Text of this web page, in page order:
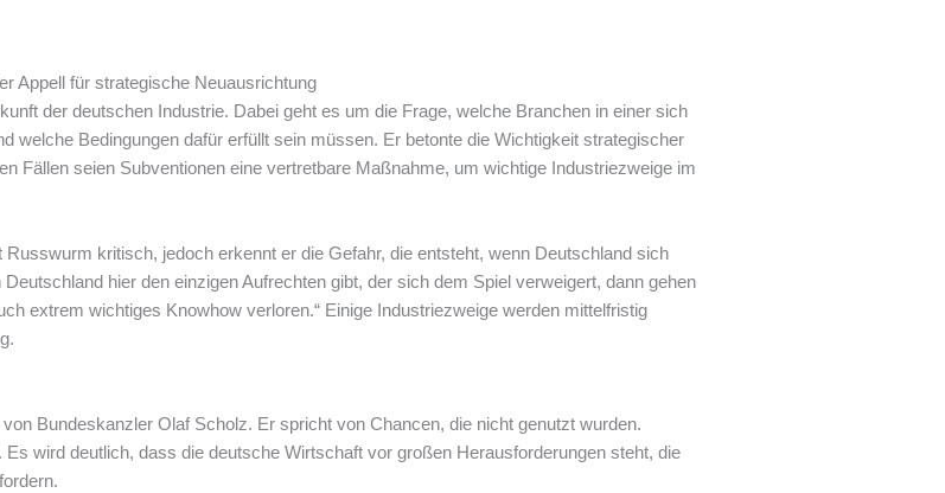
Appell für strategische Neuausrichtung
der deutschen Industrie. Dabei geht es um die Frage, welche Branchen in einer sich
welche Bedingungen dafür erfüllt sein müssen. Er betonte die Wichtigkeit strategischer
Fällen seien Subventionen eine vertretbare Maßnahme, um wichtige Industriezweige im
kritisch, jedoch erkennt er die Gefahr, die entsteht, wenn Deutschland sich
hier den einzigen Aufrechten gibt, der sich dem Spiel verweigert, dann gehen
extrem wichtiges Knowhow verloren.“ Einige Industriezweige werden mittelfristig
Bundeskanzler Olaf Scholz. Er spricht von Chancen, die nicht genutzt wurden.
wird deutlich, dass die deutsche Wirtschaft vor großen Herausforderungen steht, die